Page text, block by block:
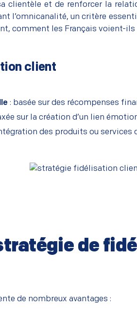
clientèle et de renforcer la
l’omnicanalité, un critère
comment les Français voient-
client
: basée sur des récompenses
sur la création d’un lien
des produits ou services
de
de nombreux avantages :